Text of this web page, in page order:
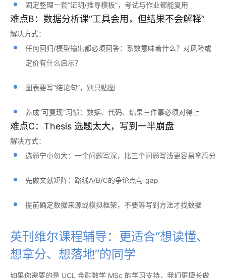
固定整理一套“证明/推导模板”，考试与作业都能复用
难点B：数据分析课“工具会用，但结果不会解释”
解决方式：
任何回归/模型输出都必须回答：系数意味着什么？对风险或
定价有什么启示？
图表要写“结论句”，别只贴图
养成“可复现”习惯：数据、代码、结果三件事必须对得上
难点C：Thesis 选题太大，写到一半崩盘
解决方式：
选题宁小勿大：一个问题写深，比三个问题写浅更容易拿高分
先做文献矩阵：路线A/B/C的争论点与 gap
提前确定数据来源或模拟框架，不要等写到方法才找数据
英刊维尔课程辅导：更适合“想读懂、
想拿分、想落地”的同学
如果你需要的是 UCL 金融数学 MSc 的学习支持，我们更擅长做